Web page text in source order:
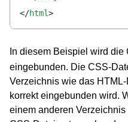
</html>
In diesem Beispiel wird die
eingebunden. Die CSS-
Verzeichnis wie das
korrekt eingebunden wird.
einem anderen